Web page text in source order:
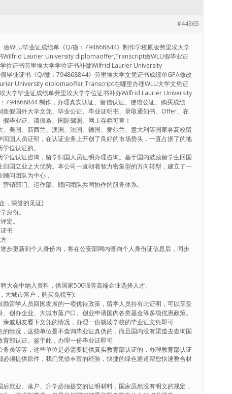
#44365
WLU毕业证成绩单《Q/微：794868844》制作学校原版劳里埃大学
Wilfrid Laurier University diplomaoffer,Transcript做WLU假毕业证
位证书劳里埃大学学位证书补做Wilfrid Laurier University
业证书《Q/微：794868844》劳里埃大学文凭证书成绩单GPA修改
University diplomaoffer,Transcript在哪里办理WLU大学文凭证
大学毕业证成绩单劳里埃大学学位证书补办Wilfrid Laurier University
制作，办理真实认证、留信认证、使馆公证、购买成绩
假国外大学文凭、毕业公证、毕业证明书、录取通知书、Offer、在
毕业证、请假条、国际驾照、网上存档可查！
美国、新西兰、澳洲、法国、德国、爱尔兰、意大利等国家各高校留
国人员证明，在认证业务上开创了良好的市场势头，一直占据了的地
位认证的。
位认证咨询，留学归国人员证明办理咨询。基于国内鼓励留学生回国
国立业之大优势。本公司一直朝着智力密集型的方向转型，建立了一
问团队为中心，
销部门、运作部、顾问团队共同协作的服务体系。
，荣誉的见证):
身份。
定。
书
步更新到个人身份内，将在公安部网内查询个人身份证信息后，同步
大会中纳入资料，供国家500强等高端企业选择人才。
大城市落户，购买免税车):
励留学人员回国发展的一项优待政策，留学人员持有此证明，可以享受
创办企业、大城市落户口、创业申请国内各类基金等多项优惠政策。
戚朋友看下文凭的情况，办理一份就读学校的毕业证文凭即可
情况，这些单位是不查询毕业证真伪的，而且国内没有渠道去查询国
部认证。鉴于此，办理一份毕业证即可
员等等，这些单位是必需要提供真实教育部认证的，办理教育部认证
须提供原件，我们凭借丰富的经验，快捷的绿色通道帮您快速整合材
就业、落户、升学必须提交的证明材料，国家虽然没有明文的规定，